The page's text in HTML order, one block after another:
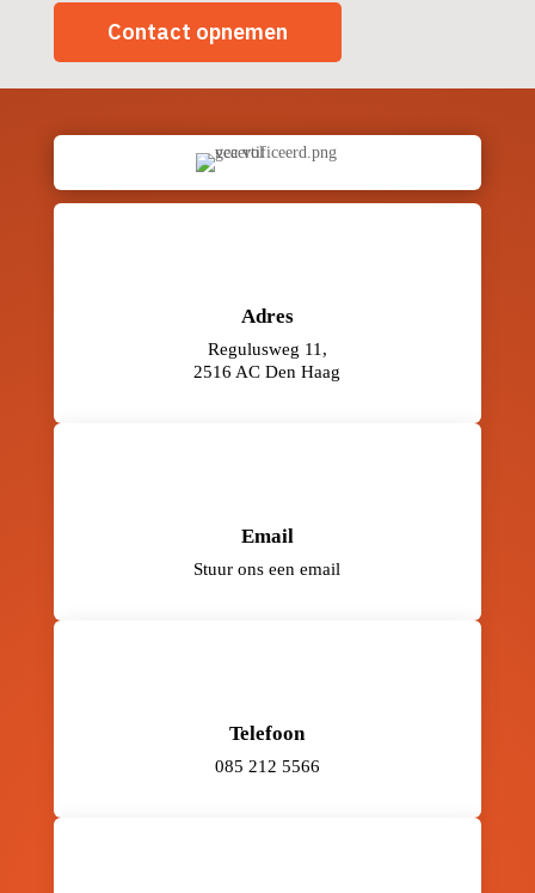
Contact opnemen
Adres
Regulusweg 11,
2516 AC Den Haag
Email
Stuur ons een email
Telefoon
085 212 5566